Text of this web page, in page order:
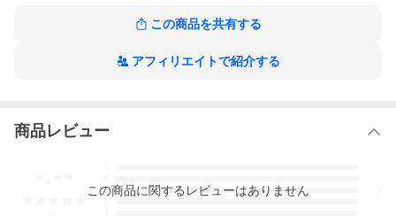
この商品を共有する
アフィリエイトで紹介する
商品レビュー
3
この商品に関するレビューはありません